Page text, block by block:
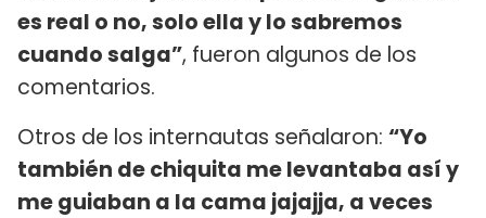
es real o no, solo ella y lo sabremos
cuando salga”, fueron algunos de los
comentarios.
Otros de los internautas señalaron: “Yo
también de chiquita me levantaba así y
me guiaban a la cama jajajja, a veces